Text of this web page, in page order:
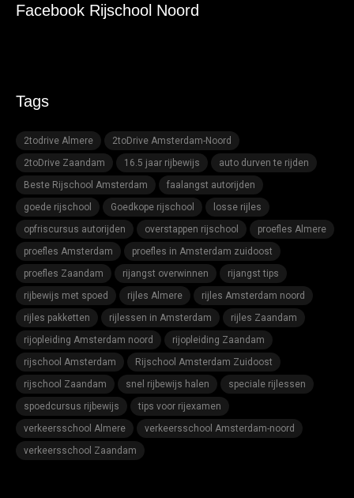
Facebook Rijschool Noord
Tags
2todrive Almere
2toDrive Amsterdam-Noord
2toDrive Zaandam
16.5 jaar rijbewijs
auto durven te rijden
Beste Rijschool Amsterdam
faalangst autorijden
goede rijschool
Goedkope rijschool
losse rijles
opfriscursus autorijden
overstappen rijschool
proefles Almere
proefles Amsterdam
proefles in Amsterdam zuidoost
proefles Zaandam
rijangst overwinnen
rijangst tips
rijbewijs met spoed
rijles Almere
rijles Amsterdam noord
rijles pakketten
rijlessen in Amsterdam
rijles Zaandam
rijopleiding Amsterdam noord
rijopleiding Zaandam
rijschool Amsterdam
Rijschool Amsterdam Zuidoost
rijschool Zaandam
snel rijbewijs halen
speciale rijlessen
spoedcursus rijbewijs
tips voor rijexamen
verkeersschool Almere
verkeersschool Amsterdam-noord
verkeersschool Zaandam